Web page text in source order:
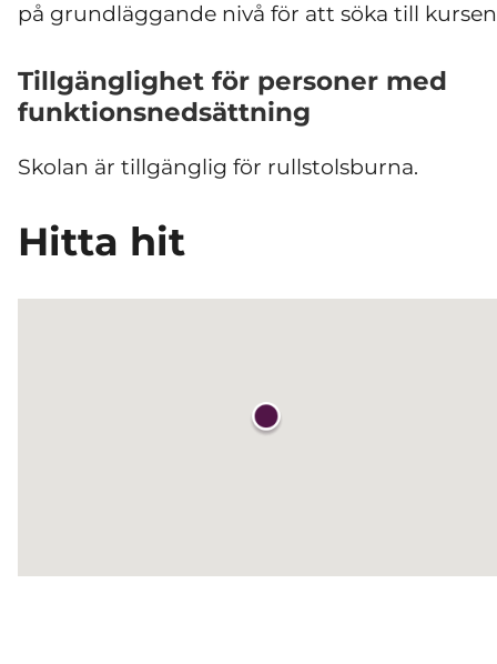
på grundläggande nivå för att söka till
Tillgänglighet för personer med
funktionsnedsättning
Skolan är tillgänglig för rullstolsburna.
Hitta hit